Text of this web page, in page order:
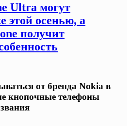
Ultra могут
этой осенью, а
получит
от бренда Nokia в
кнопочные телефоны